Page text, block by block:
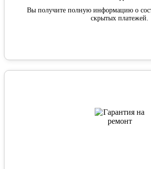
Вы получите полную информацию о
скрытых платежей.